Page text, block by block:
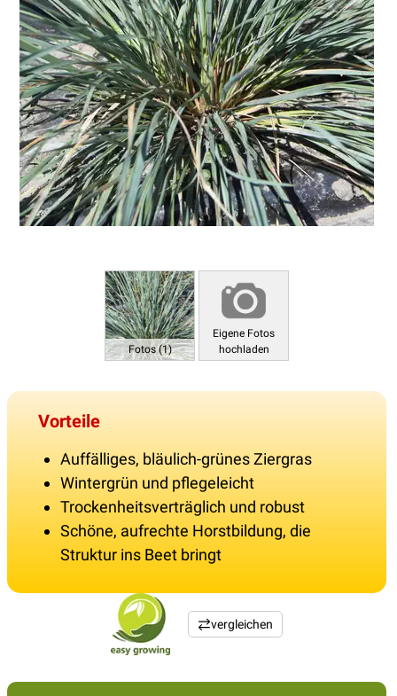
Fotos (1)
Eigene Fotos
hochladen
Vorteile
Auffälliges, bläulich-grünes Ziergras
Wintergrün und pflegeleicht
Trockenheitsverträglich und robust
Schöne, aufrechte Horstbildung, die
Struktur ins Beet bringt
vergleichen